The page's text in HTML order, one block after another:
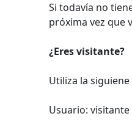
Si todavía no
próxima vez que
¿Eres visitante?
Utiliza la
Usuario: visitante